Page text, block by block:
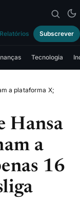
Relatórios Subscrever
Tecnologia
a plataforma X;
Hansa
a
16